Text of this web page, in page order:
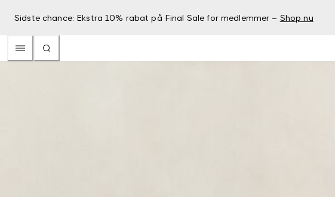
Sidste chance: Ekstra 10% rabat på Final Sale for medlemmer – Shop nu